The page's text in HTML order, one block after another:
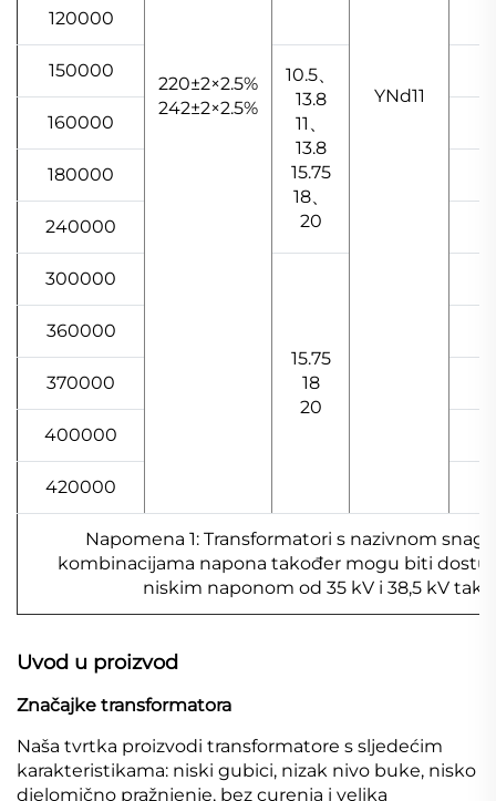
220±2×2.5%
242±2×2.5%
YNd11
120000
150000
10.5、
13.8
11、
13.8
15.75
18、
20
160000
180000
240000
300000
15.75
18
20
360000
370000
400000
420000
Napomena 1: Transformatori s nazivnom
kombinacijama napona također mogu biti
niskim naponom od 35 kV i 38,5 kV
Uvod u proizvod
Značajke transformatora
Naša tvrtka proizvodi transformatore s sljedećim
karakteristikama: niski gubici, nizak nivo buke, nisko
djelomično pražnjenje, bez curenja i velika